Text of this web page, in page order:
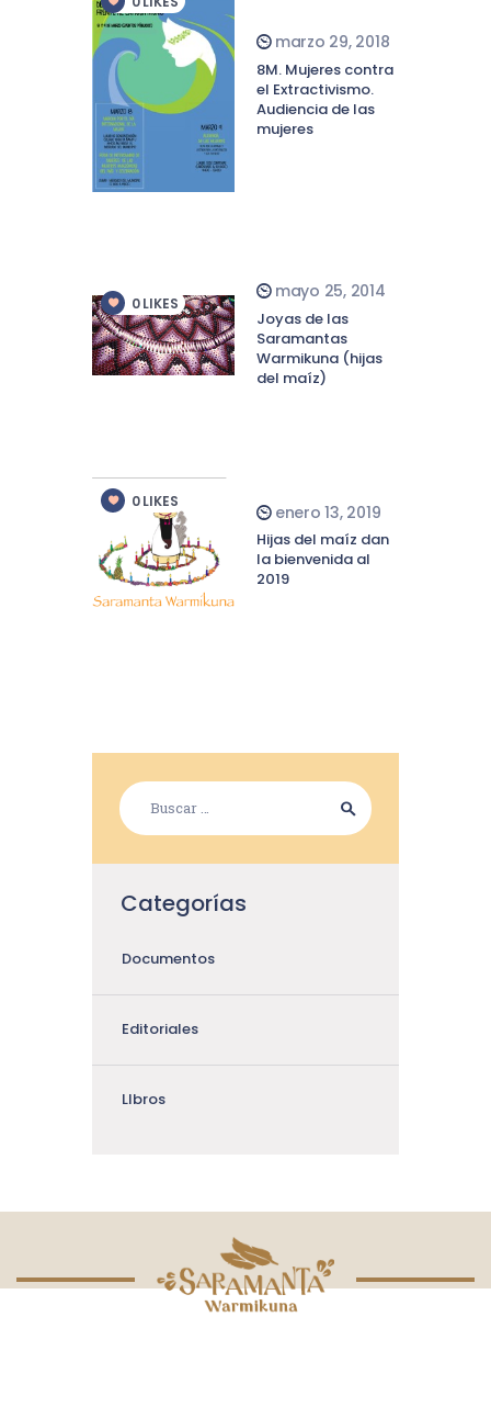
marzo 29, 2018
8M. Mujeres contra
el Extractivismo.
Audiencia de las
mujeres
0 LIKES
mayo 25, 2014
Joyas de las
Saramantas
Warmikuna (hijas
del maíz)
0 LIKES enero 13, 2019
Hijas del maíz dan
la bienvenida al
2019
Categorías
Documentos
Editoriales
LIbros